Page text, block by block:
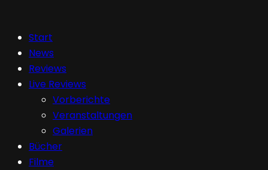
Start
News
Reviews
Live Reviews
Vorberichte
Veranstaltungen
Galerien
Bücher
Filme